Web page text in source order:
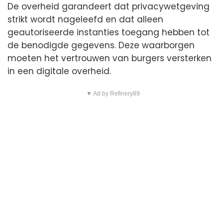
De overheid garandeert dat privacywetgeving
strikt wordt nageleefd en dat alleen
geautoriseerde instanties toegang hebben tot
de benodigde gegevens. Deze waarborgen
moeten het vertrouwen van burgers versterken
in een digitale overheid.
▼ Ad by Refinery89